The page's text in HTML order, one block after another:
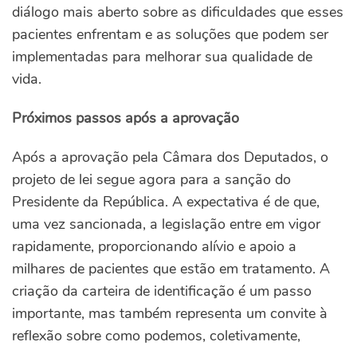
diálogo mais aberto sobre as dificuldades que esses
pacientes enfrentam e as soluções que podem ser
implementadas para melhorar sua qualidade de
vida.
Próximos passos após a aprovação
Após a aprovação pela Câmara dos Deputados, o
projeto de lei segue agora para a sanção do
Presidente da República. A expectativa é de que,
uma vez sancionada, a legislação entre em vigor
rapidamente, proporcionando alívio e apoio a
milhares de pacientes que estão em tratamento. A
criação da carteira de identificação é um passo
importante, mas também representa um convite à
reflexão sobre como podemos, coletivamente,